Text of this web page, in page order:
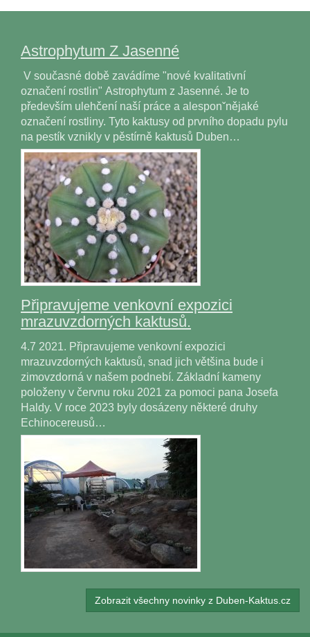
Astrophytum Z Jasenné
V současné době zavádíme "nové kvalitativní
označení rostlin" Astrophytum z Jasenné. Je to
především ulehčení naší práce a alesponˇnějaké
označení rostliny. Tyto kaktusy od prvního dopadu pylu
na pestík vznikly v pěstírně kaktusů Duben…
Připravujeme venkovní expozici
mrazuvzdorných kaktusů.
4.7 2021. Připravujeme venkovní expozici
mrazuvzdorných kaktusů, snad jich většina bude i
zimovzdorná v našem podnebí. Základní kameny
položeny v červnu roku 2021 za pomoci pana Josefa
Haldy. V roce 2023 byly dosázeny některé druhy
Echinocereusů…
Zobrazit všechny novinky z Duben-Kaktus.cz